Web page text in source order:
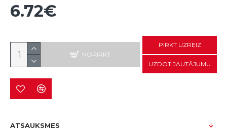
6.72€
NOPIRKT
PIRKT UZREIZ
UZDOT JAUTĀJUMU
ATSAUKSMES